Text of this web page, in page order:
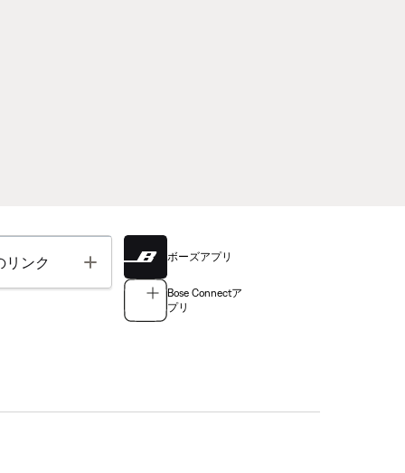
リンク Toggle ボーズアプリ
Bose Connectア
プリ